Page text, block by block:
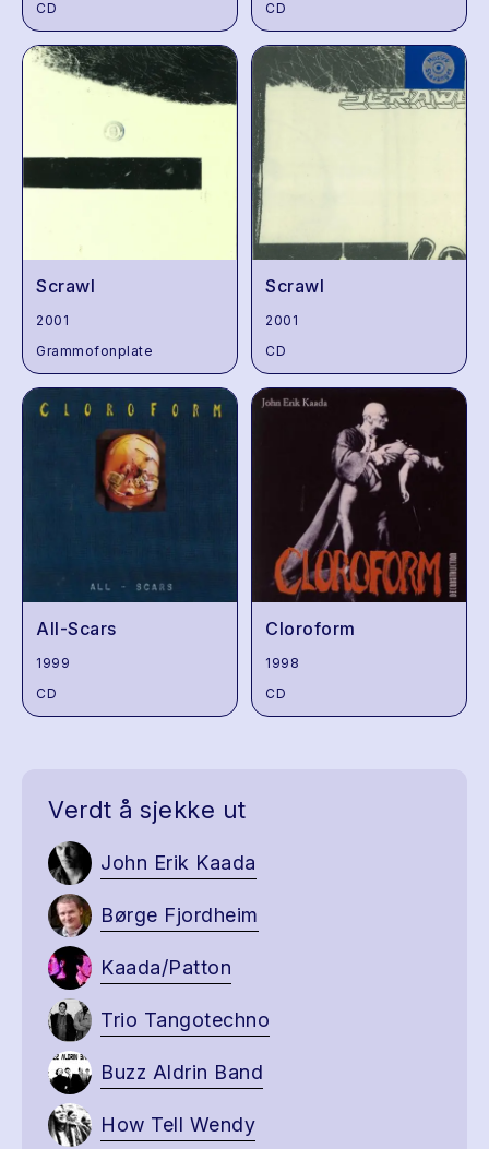
CD CD
Scrawl
2001
Grammofonplate
Scrawl
2001
CD
All-Scars
1999
CD
Cloroform
1998
CD
Verdt å sjekke ut
John Erik Kaada
Børge Fjordheim
Kaada/Patton
Trio Tangotechno
Buzz Aldrin Band
How Tell Wendy